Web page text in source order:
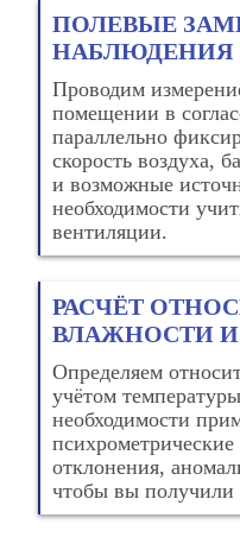
ПОЛЕВЫЕ
НАБЛЮДЕНИЯ
Проводим
помещении в
параллельно
скорость воздуха,
и возможные
необходимости
вентиляции.
РАСЧЁТ
ВЛАЖНОСТИ
Определяем
учётом
необходимости
отклонения,
чтобы вы получили